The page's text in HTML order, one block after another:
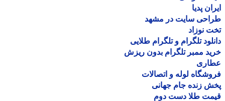
پدیا
سایت در مشهد
نوزاد
تلگرام و تلگرام طلایی
ممبر تلگرام بدون ریزش
لوله و اتصالات
زنده جام جهانی
طلا دست دوم